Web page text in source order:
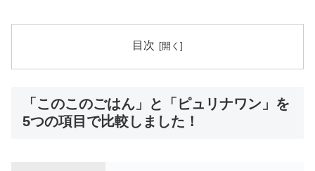
目次
「このこのごはん」と「ピュリナワン」を
5つの項目で比較しました！